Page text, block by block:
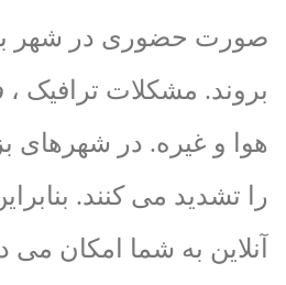
صورت حضوری در شهر
بروند. مشکلات ترافیک ،
هوا و غیره. در شهرهای
را تشدید می کنند.
آنلاین به شما امکان می